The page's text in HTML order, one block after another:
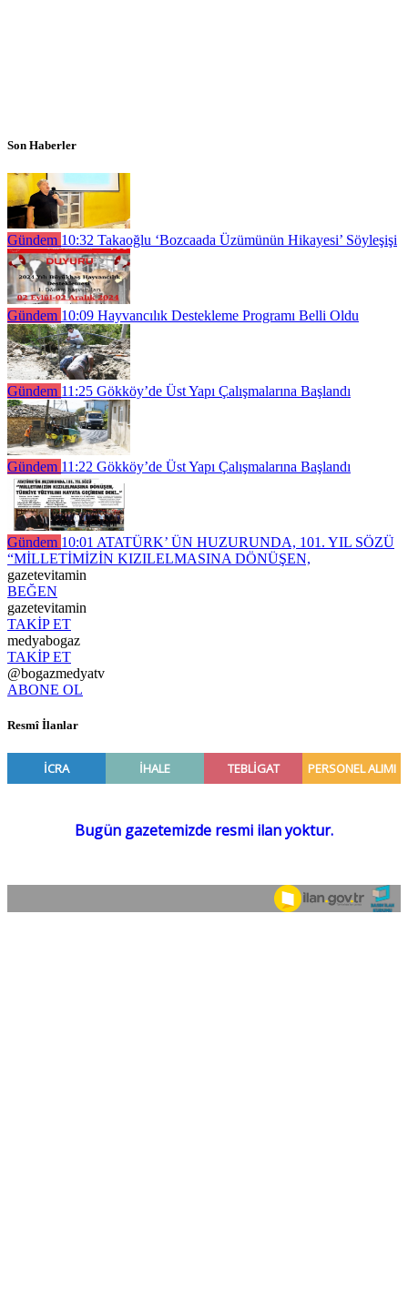
Son Haberler
Gündem 10:32 Takaoğlu ‘Bozcaada Üzümünün Hikayesi’ Söyleşişi
Gündem 10:09 Hayvancılık Destekleme Programı Belli Oldu
Gündem 11:25 Gökköy’de Üst Yapı Çalışmalarına Başlandı
Gündem 11:22 Gökköy’de Üst Yapı Çalışmalarına Başlandı
Gündem 10:01 ATATÜRK’ ÜN HUZURUNDA, 101. YIL SÖZÜ
“MİLLETİMİZİN KIZILELMASINA DÖNÜŞEN,
gazetevitamin
BEĞEN
gazetevitamin
TAKİP ET
medyabogaz
TAKİP ET
@bogazmedyatv
ABONE OL
Resmî İlanlar